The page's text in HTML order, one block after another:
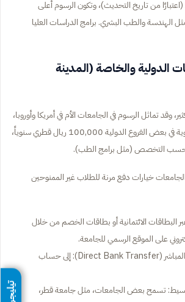
(اعتبارًا من تاريخ التحديث)، وتكون الرسوم أعلى
الهندسة والطب البشري. برامج الدراسات العليا
الدولية والخاصة (المدينة
وقد تماثل الرسوم في الجامعات الأم في أمريكا وأوروبا،
حيث تتجاوز التكلفة السنوية في بعض الفروع الدولية 100,000 ريال قطري سنوياً،
حسب التخصص (مثل برامج الطب).
خيارات دفع مرنة للطلاب غير الممنوحين
عبر البطاقات الائتمانية أو بطاقات الخصم من خلال
على الموقع الرسمي للجامعة.
التحويل المصرفي المباشر (Direct Bank Transfer): إلى حساب
تسمح بعض الجامعات، مثل جامعة قطر،